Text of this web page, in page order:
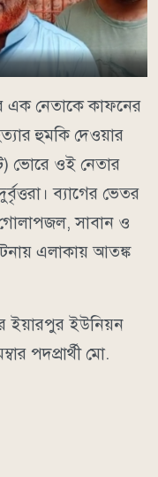
এক নেতাকে কাফনের
হুমকি দেওয়ার
ভোরে ওই নেতার
ব্যাগের ভেতর
সাবান ও
এলাকায় আতঙ্ক
ইয়ারপুর ইউনিয়ন
পদপ্রার্থী মো.